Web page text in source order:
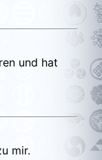
und hat
mir.